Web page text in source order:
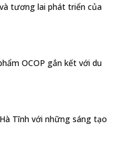
tương lai phát triển của
OCOP gắn kết với du
Tĩnh với những sáng tạo